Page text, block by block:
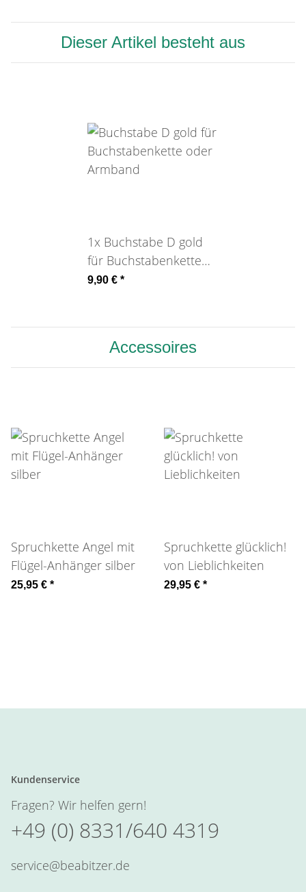
Dieser Artikel besteht aus
1x Buchstabe D gold
für Buchstabenkette
oder Armband
9,90 € *
Accessoires
Spruchkette Angel mit
Flügel-Anhänger silber
25,95 € *
Spruchkette glücklich!
von Lieblichkeiten
29,95 € *
Kundenservice
Fragen? Wir helfen gern!
+49 (0) 8331/640 4319
service@beabitzer.de